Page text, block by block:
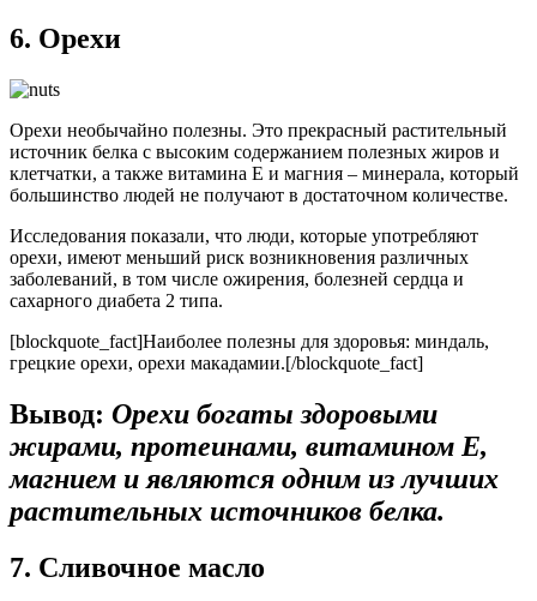
6. Орехи
Орехи необычайно полезны. Это прекрасный растительный
источник белка с высоким содержанием полезных жиров и
клетчатки, а также витамина Е и магния – минерала, который
большинство людей не получают в достаточном количестве.
Исследования показали, что люди, которые употребляют
орехи, имеют меньший риск возникновения различных
заболеваний, в том числе ожирения, болезней сердца и
сахарного диабета 2 типа.
[blockquote_fact]Наиболее полезны для здоровья: миндаль,
грецкие орехи, орехи макадамии.[/blockquote_fact]
Вывод: Орехи богаты здоровыми
жирами, протеинами, витамином Е,
магнием и являются одним из лучших
растительных источников белка.
7. Сливочное масло